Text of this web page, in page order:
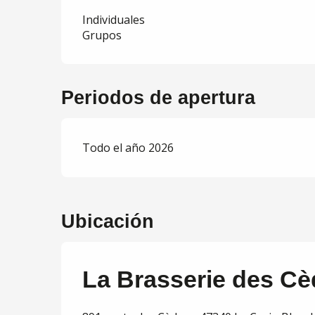
Individuales
Grupos
Periodos de apertura
Todo el año 2026
Ubicación
La Brasserie des